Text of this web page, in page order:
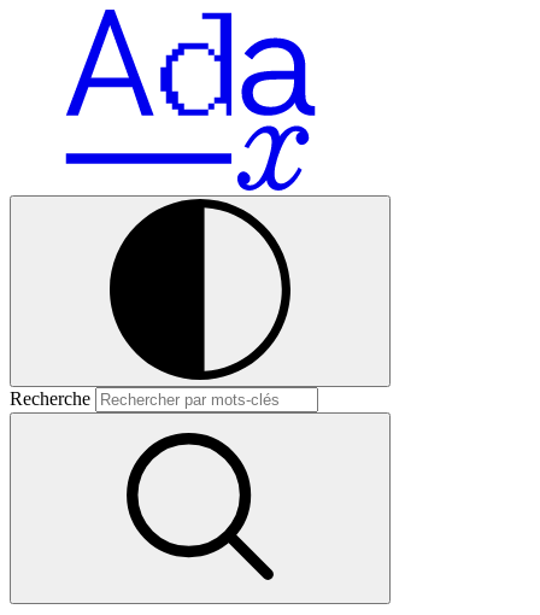
Recherche